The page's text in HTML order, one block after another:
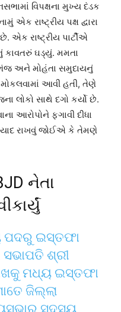
વિપક્ષના મુખ્ય દંડક
એક રાષ્ટ્રીય પક્ષ દ્વારા
એક રાષ્ટ્રીય પાર્ટીએ
કાવતરું ઘડ્યું. મમતા
અને મોહંતા સમુદાયનું
મોકલવામાં આવી હતી, તેણે
લોકો સાથે દગો કર્યો છે.
આરોપોને ફગાવી દીધા
યાદ રાખવું જોઈએ કે તેમણે
નેતા
ପଦରୁ ଇସ୍ତଫା
ଶ୍ରୀ
ମଧ୍ୟ ଇସ୍ତଫା
ଜିଲ୍ଲା
ସଦସ୍ୟ